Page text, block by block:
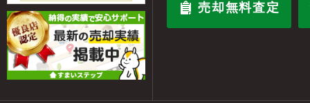
売却無料査定